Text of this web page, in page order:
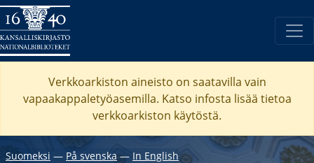
Verkkoarkiston aineisto on saatavilla vain
vapaakappaletyöasemilla. Katso infosta lisää tietoa
verkkoarkiston käytöstä.
Suomeksi ― På svenska― In English